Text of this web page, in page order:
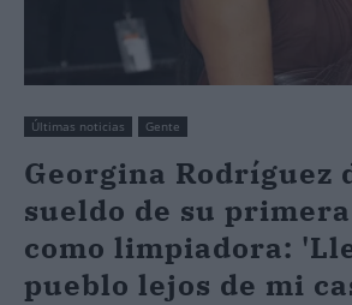
Últimas noticias Gente
Georgina Rodríguez
sueldo de su
como limpiadora:
pueblo lejos de mi